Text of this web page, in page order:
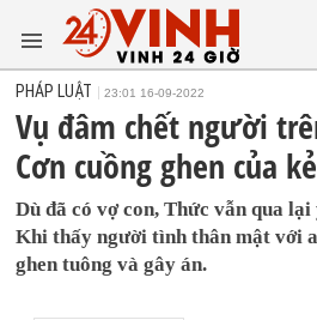
PHÁP LUẬT 23:01 16-09-2022
Vụ đâm chết người
Cơn cuồng ghen của
Dù đã có vợ con, Thức vẫn qua
Khi thấy người tình thân mật với
ghen tuông và gây án.